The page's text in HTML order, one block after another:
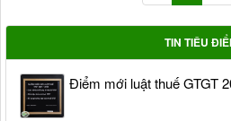
TIN TIÊU
Điểm mới luật thuế GTGT